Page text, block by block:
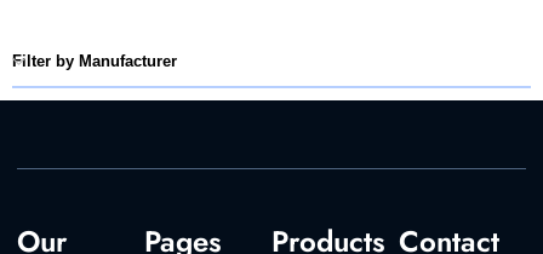
Filter by Manufacturer
Our Pages Products Contact